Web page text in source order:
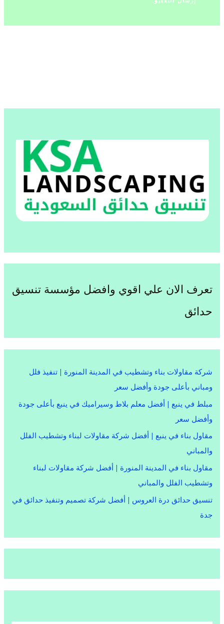
تعرف الان علي اقوي وافضل مؤسسة تنسيق
حدائق
شركة مقاولات بناء وتشطيب في المدينة المنورة | تنفيذ فلل
ومباني بأعلى جودة وأفضل سعر
مبلط في ينبع | أفضل معلم بلاط وسيراميك في ينبع بأعلى جودة
وأفضل سعر
مقاول بناء في ينبع | أفضل شركة مقاولات لبناء وتشطيب الفلل
والمباني
مقاول بناء في المدينة المنورة | أفضل شركة مقاولات لبناء
وتشطيب الفلل والمباني
تنسيق حدائق درة العروس | أفضل شركة تصميم وتنفيذ حدائق في
جدة